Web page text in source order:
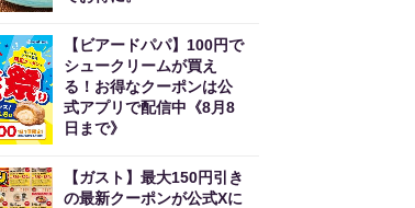
【ビアードパパ】100円で
シュークリームが買え
る！お得なクーポンは公
式アプリで配信中《8月8
日まで》
【ガスト】最大150円引き
の最新クーポンが公式Xに